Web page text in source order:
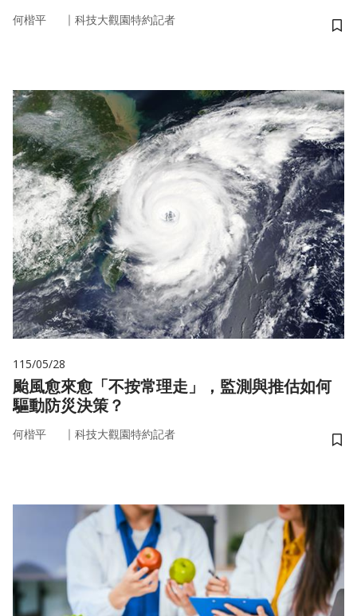
何楷平 ｜ 科技大觀園特約記者
儲
115/05/28
颱風愈來愈「不按常理走」，監測與推估如何
驅動防災決策？
何楷平 ｜ 科技大觀園特約記者
儲